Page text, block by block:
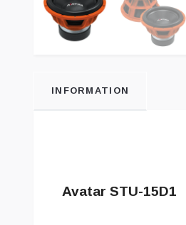
INFORMATION
Avatar STU-15D1